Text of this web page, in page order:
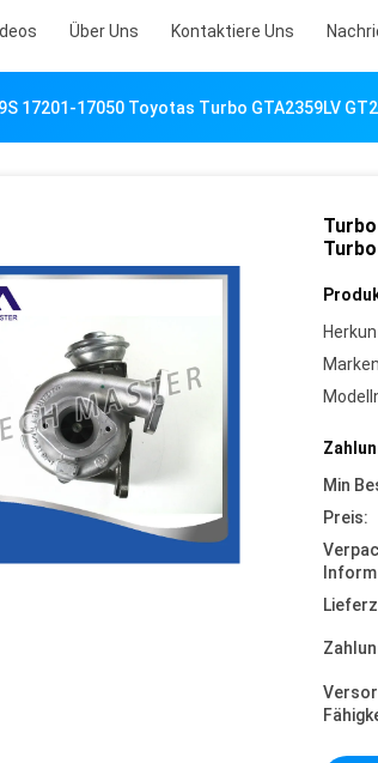
Über Uns Kontaktiere Uns
17201-17050 Toyotas Turbo GTA2359LV
Min
Preis: